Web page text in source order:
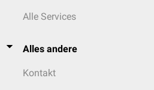
Alle Services
Alles andere
Kontakt